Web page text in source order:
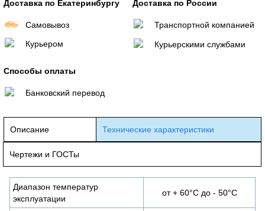
Доставка по Екатеринбургу
Самовывоз
Курьером
Доставка по России
Транспортной компанией
Курьерскими службами
Способы оплаты
Банковский перевод
Описание Технические характеристики
Чертежи и ГОСТы
Диапазон температур
эксплуатации
от + 60°С до - 50°С